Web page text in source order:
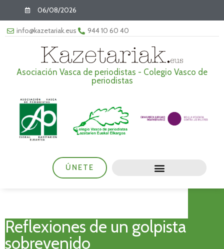
06/08/2026
info@kazetariak.eus 944 10 60 40
Asociación Vasca de periodistas - Colegio Vasco de
periodistas
ÚNETE
Reflexiones de un golpista
sobrevenido